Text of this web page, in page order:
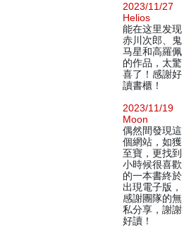
2023/11/27
Helios
能在这里发现
赤川次郎、鬼
马星和高羅佩
的作品，太驚
喜了！感謝好
讀書櫃！
2023/11/19
Moon
偶然間發現這
個網站，如獲
至寶，更找到
小時候很喜歡
的一本書終於
出現電子版，
感謝團隊的無
私分享，謝謝
好讀！